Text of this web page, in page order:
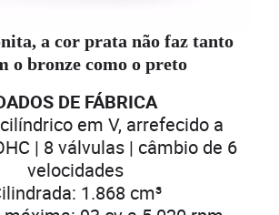
a cor prata não faz tanto
o bronze como o preto
DE FÁBRICA
em V, arrefecido a
| 8 válvulas | câmbio de 6
velocidades
1.868 cm³